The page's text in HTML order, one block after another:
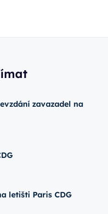
zavazadel na
letišti Paris CDG